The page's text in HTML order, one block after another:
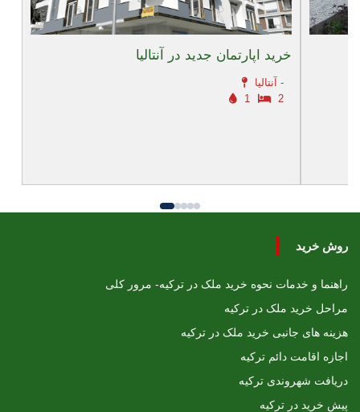
خرید اپارتمان جدید در آنتالیا
آنتالیا -
2
1
روش خرید
راهنما و خدمات نحوه خرید ملک در ترکیه- مرور کلی
مراحل خرید ملک در ترکیه
هزینه های جانبی خرید ملک در ترکیه
اجازه اقامت دائم ترکیه
دریافت شهروندی ترکیه
پیش خرید در ترکیه